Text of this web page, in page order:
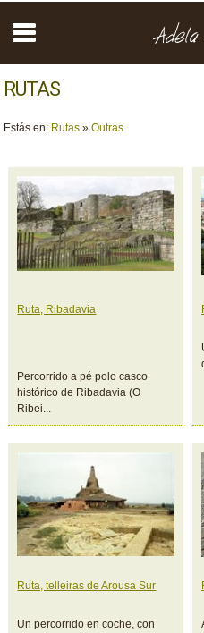
RUTAS
Estás en: Rutas »Outras
Ruta, Ribadavia
Percorrido a pé polo casco
histórico de Ribadavia (O
Ribei...
Ruta, telleiras de Arousa Sur
Un percorrido en coche, con